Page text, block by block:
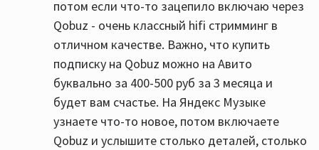
потом если что-то зацепило включаю через
Qobuz - очень классный hifi стримминг в
отличном качестве. Важно, что купить
подписку на Qobuz можно на Авито
буквально за 400-500 руб за 3 месяца и
будет вам счастье. На Яндекс Музыке
узнаете что-то новое, потом включаете
Qobuz и услышите столько деталей, столько